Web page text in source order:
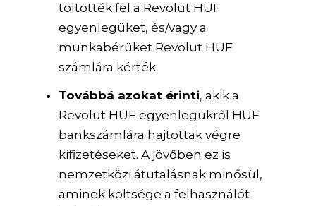
töltötték fel a Revolut HUF
egyenlegüket, és/vagy a
munkabérüket Revolut HUF
számlára kérték.
Továbbá azokat érinti, akik a
Revolut HUF egyenlegükről HUF
bankszámlára hajtottak végre
kifizetéseket. A jövőben ez is
nemzetközi átutalásnak minősül,
aminek költsége a felhasználót